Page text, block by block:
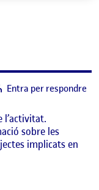
1
l’activitat.
sobre les
implicats en
Entra per respondre